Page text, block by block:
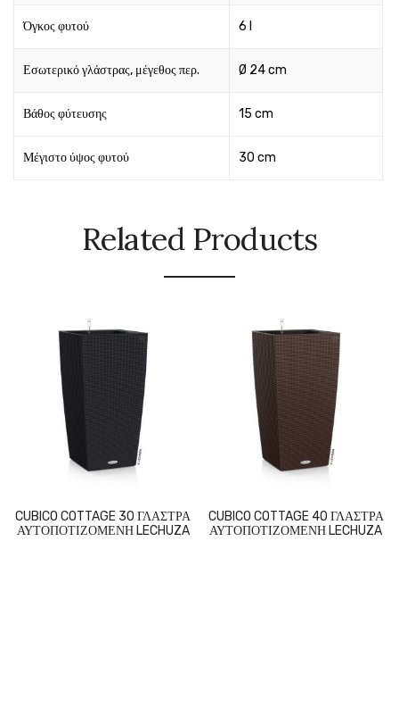
Όγκος φυτού 6 l
Εσωτερικό γλάστρας, μέγεθος περ. Ø 24 cm
Βάθος φύτευσης 15 cm
Μέγιστο ύψος φυτού 30 cm
Related Products
CUBICO COTTAGE 30 ΓΛΑΣΤΡΑ
ΑΥΤΟΠΟΤΙΖΟΜΕΝΗ LECHUZA
CUBICO COTTAGE 40 ΓΛΑΣΤΡΑ
ΑΥΤΟΠΟΤΙΖΟΜΕΝΗ LECHUZA